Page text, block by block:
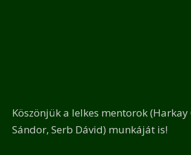
Köszönjük a lelkes mentorok
Sándor, Serb Dávid) munkáját is!